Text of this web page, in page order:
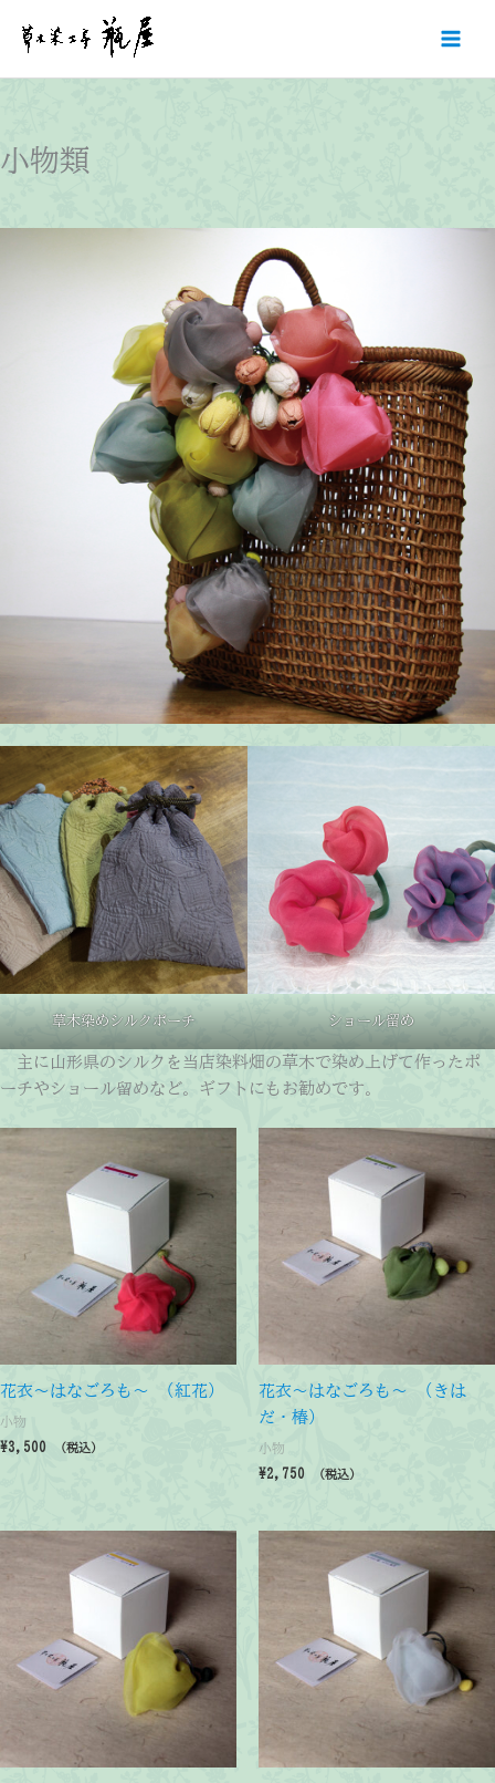
ッ
プ
小物類
草木染めシルクポーチ ショール留め
主に山形県のシルクを当店染料畑の草木で染め上げて作ったポ
ーチやショール留めなど。ギフトにもお勧めです。
花衣～はなごろも～ (紅花)
小物
¥3,500 （税込）
花衣～はなごろも～ (きは
だ・椿)
小物
¥2,750 （税込）